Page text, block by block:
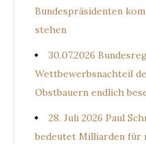
Bundespräsidenten
stehen
30.07.2026
Wettbewerbsnachteil
Obstbauern endlich
28. Juli 2026 Paul
bedeutet Milliarden für